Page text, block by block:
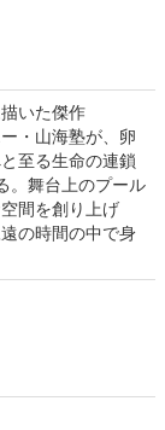
いた傑作
・山海塾が、卵
至る生命の連鎖
。舞台上のプール
間を創り上げ
の時間の中で身